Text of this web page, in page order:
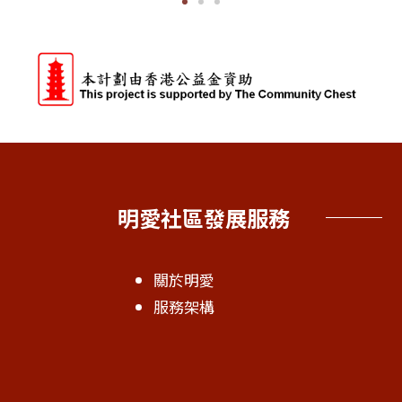
明愛社區發展服務
關於明愛
服務架構